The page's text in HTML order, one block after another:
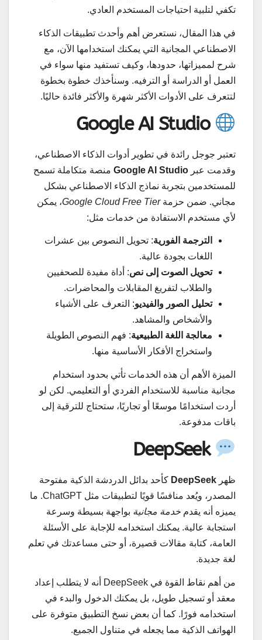
تكفي لتلبية احتياجات المستخدم العادي.
في هذا المقال، نستعرض أهم وأحدث تطبيقات الذكاء
الاصطناعي المجانية التي يمكنك استخدامها الآن، مع
شرح لمميزاتها، حدودها، وكيف تستفيد منها سواء في
العمل أو الدراسة أو الترفيه. وسنأخذك خطوة بخطوة
لتتعرف على الأدوات الأكثر شهرة والأكثر فائدة حاليًا.
Google AI Studio
تعتبر جوجل رائدة في تطوير أدوات الذكاء الاصطناعي،
وقدمت عبر Google AI Studio منصة متكاملة تسمح
للمستخدمين بتجربة نماذج الذكاء الاصطناعي بشكل
مجاني. ضمن حزمةGoogle Cloud Free Tier، يمكن
لأي مستخدم الاستفادة من خدمات مثل:
الترجمة الفورية: تحويل النصوص بين عشرات
اللغات بجودة عالية.
تحويل الصوت إلى نص: أداة مفيدة للصحفيين
والطلاب لتفريغ المقابلات والمحاضرات.
تحليل الصور والفيديو: التعرف على الأشياء
والأشخاص والمشاهد.
معالجة اللغة الطبيعية: فهم النصوص الطويلة
واستخراج الأفكار الأساسية منها.
الميزة الأهم أن هذه الخدمات تأتي بحدود استخدام
مجانية مناسبة للاستخدام الفردي أو التعليمي. لكن لو
أردت استخدامًا موسعًا أو تجاريًا، ستحتاج للترقية إلى
باقات مدفوعة.
DeepSeek
ظهر DeepSeek كأحد بدائل الدردشة الذكية مفتوحة
المصدر، ويُعد منافسًا قويًا لتطبيقات مثل ChatGPT. ما
يميزه أنه يقدم خدمة مجانية بواجهة بسيطة وسرعة
استجابة عالية. يمكنك استخدامه للإجابة على الأسئلة
العامة، كتابة مقالات قصيرة، أو حتى مساعدتك في تعلم
لغة جديدة.
من أهم نقاط القوة في DeepSeek أنه لا يتطلب إعداد
معقد أو تسجيل طويل، بل يمكنك الدخول والبدء في
استخدامه فورًا. كما أن بعض نسخ التطبيق متوفرة على
الهواتف الذكية مما يجعله في متناول الجميع.